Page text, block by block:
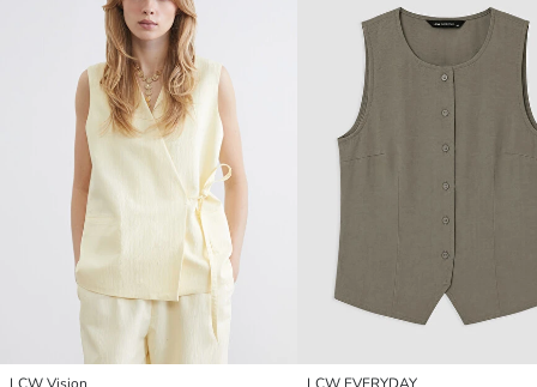
LCW Vision LCW EVERYDAY